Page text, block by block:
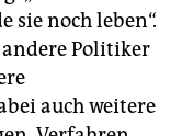
sie noch leben“.
Politiker
auch weitere